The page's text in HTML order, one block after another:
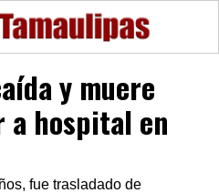
y muere
a hospital en
fue trasladado de